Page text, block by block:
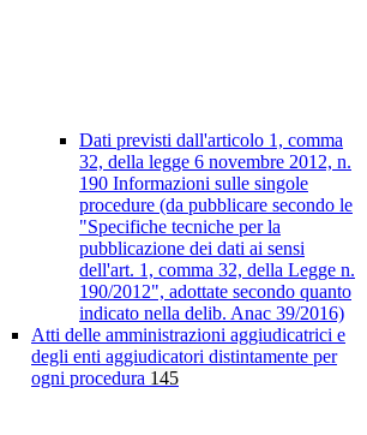
Dati previsti dall'articolo 1, comma
32, della legge 6 novembre 2012, n.
190 Informazioni sulle singole
procedure (da pubblicare secondo le
"Specifiche tecniche per la
pubblicazione dei dati ai sensi
dell'art. 1, comma 32, della Legge n.
190/2012", adottate secondo quanto
indicato nella delib. Anac 39/2016)
Atti delle amministrazioni aggiudicatrici e
degli enti aggiudicatori distintamente per
ogni procedura 145